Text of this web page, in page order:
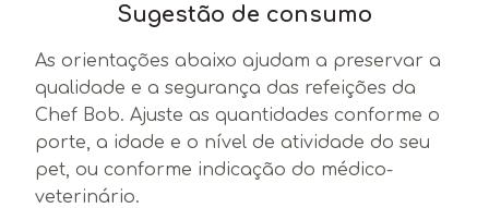
Sugestão de consumo
As orientações abaixo ajudam a preservar a
qualidade e a segurança das refeições da
Chef Bob. Ajuste as quantidades conforme o
porte, a idade e o nível de atividade do seu
pet, ou conforme indicação do médico-
veterinário.